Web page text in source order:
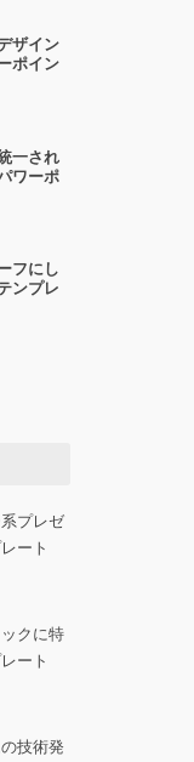
ザイン
ポイン
一され
ワーポ
フにし
ンプレ
プレゼ
ート
クに特
ート
技術発